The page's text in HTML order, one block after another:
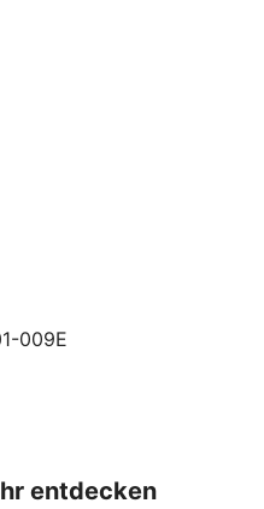
009E
entdecken